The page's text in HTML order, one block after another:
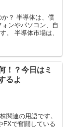
？ 半導体は、僕
ンやパソコン、自
。 半導体市場は、
！？今日はミ
るよ
関連の用語です。
FXで奮闘している